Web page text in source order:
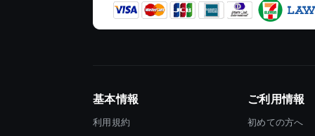
基本情報
利用規約
ご利用情報
初めての方へ